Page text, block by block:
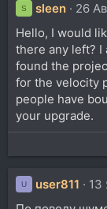
S sleen
26
Hello, I would
there any left? I
found the
for the velocity
people have
your upgrade.
U user811
13